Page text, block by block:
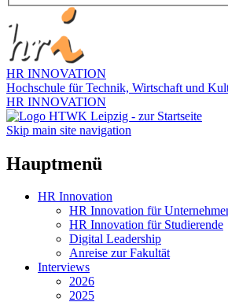
HR INNOVATION
Hochschule für Technik, Wirtschaft und
HR INNOVATION
Skip main site navigation
Hauptmenü
HR Innovation
HR Innovation für
HR Innovation für Studierende
Digital Leadership
Anreise zur Fakultät
Interviews
2026
2025